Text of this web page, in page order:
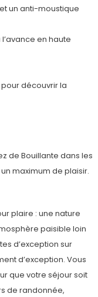
un anti-moustique
l’avance en haute
découvrir la
de Bouillante dans les
maximum de plaisir.
plaire : une nature
paisible loin
d’exception sur
d’exception. Vous
que votre séjour soit
de randonnée,